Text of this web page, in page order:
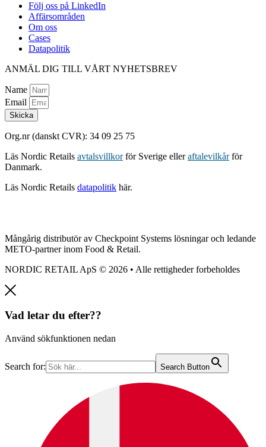
Följ oss på LinkedIn
Affärsområden
Om oss
Cases
Datapolitik
ANMÄL DIG TILL VÅRT NYHETSBREV
Name
Email
Skicka
Org.nr (danskt CVR): 34 09 25 75
Läs Nordic Retails avtalsvillkor för Sverige elleraftalevilkår för
Danmark.
Läs Nordic Retails datapolitik här.
Mångårig distributör av Checkpoint Systems lösningar och ledande
METO-partner inom Food & Retail.
NORDIC RETAIL ApS © 2026 • Alle rettigheder forbeholdes
Vad letar du efter??
Använd sökfunktionen nedan
Search for: Search Button